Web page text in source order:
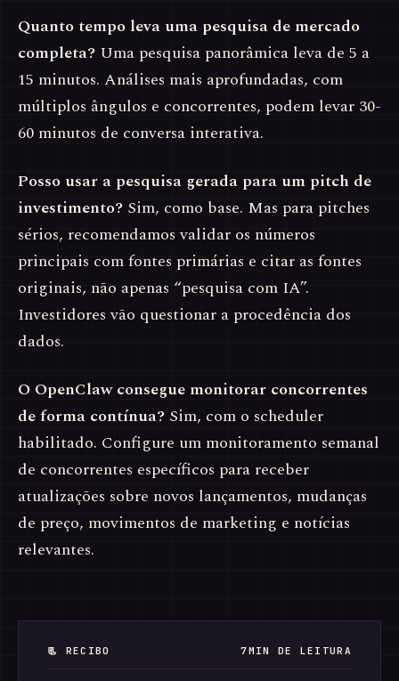
Quanto tempo leva uma pesquisa de mercado
completa? Uma pesquisa panorâmica leva de 5 a
15 minutos. Análises mais aprofundadas, com
múltiplos ângulos e concorrentes, podem levar 30-
60 minutos de conversa interativa.
Posso usar a pesquisa gerada para um pitch de
investimento? Sim, como base. Mas para pitches
sérios, recomendamos validar os números
principais com fontes primárias e citar as fontes
originais, não apenas “pesquisa com IA”.
Investidores vão questionar a procedência dos
dados.
O OpenClaw consegue monitorar concorrentes
de forma contínua? Sim, com o scheduler
habilitado. Configure um monitoramento semanal
de concorrentes específicos para receber
atualizações sobre novos lançamentos, mudanças
de preço, movimentos de marketing e notícias
relevantes.
📃 RECIBO 7MIN DE LEITURA